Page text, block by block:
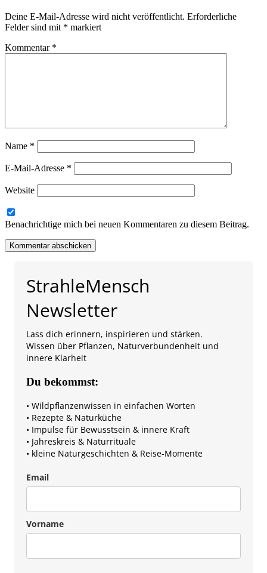
Deine E-Mail-Adresse wird nicht veröffentlicht. Erforderliche
Felder sind mit * markiert
Kommentar *
Name *
E-Mail-Adresse *
Website
Benachrichtige mich bei neuen Kommentaren zu diesem Beitrag.
StrahleMensch
Newsletter
Lass dich erinnern, inspirieren und stärken.
Wissen über Pflanzen, Naturverbundenheit und
innere Klarheit
Du bekommst:
• Wildpflanzenwissen in einfachen Worten
• Rezepte & Naturküche
• Impulse für Bewusstsein & innere Kraft
• Jahreskreis & Naturrituale
• kleine Naturgeschichten & Reise-Momente
Email
Vorname